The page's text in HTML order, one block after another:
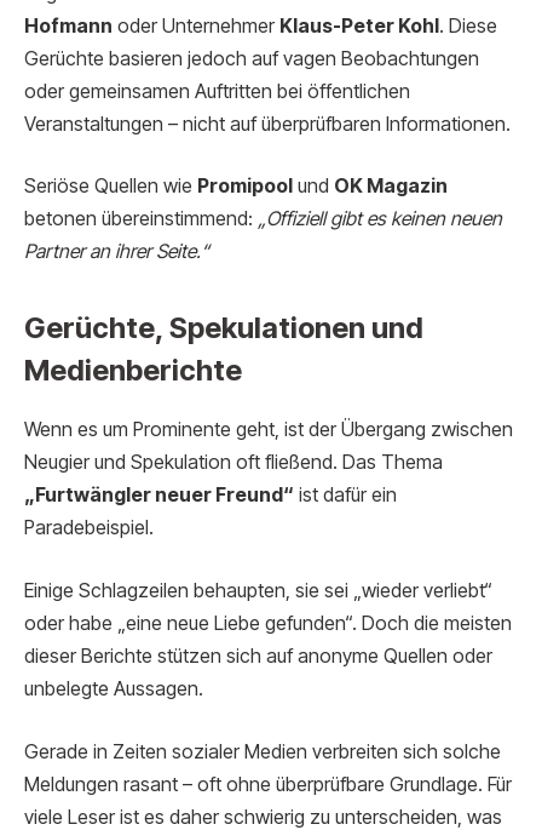
Hofmann oder Unternehmer Klaus-Peter Kohl. Diese
Gerüchte basieren jedoch auf vagen Beobachtungen
oder gemeinsamen Auftritten bei öffentlichen
Veranstaltungen – nicht auf überprüfbaren Informationen.
Seriöse Quellen wie Promipool und OK Magazin
betonen übereinstimmend: „Offiziell gibt es keinen neuen
Partner an ihrer Seite.“
Gerüchte, Spekulationen und
Medienberichte
Wenn es um Prominente geht, ist der Übergang zwischen
Neugier und Spekulation oft fließend. Das Thema
„Furtwängler neuer Freund“ ist dafür ein
Paradebeispiel.
Einige Schlagzeilen behaupten, sie sei „wieder verliebt“
oder habe „eine neue Liebe gefunden“. Doch die meisten
dieser Berichte stützen sich auf anonyme Quellen oder
unbelegte Aussagen.
Gerade in Zeiten sozialer Medien verbreiten sich solche
Meldungen rasant – oft ohne überprüfbare Grundlage. Für
viele Leser ist es daher schwierig zu unterscheiden, was